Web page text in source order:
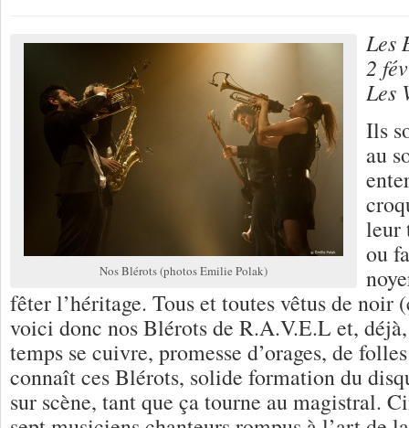
Nos Blérots (photos Emilie Polak)
Les
2
Les
Ils
au
leur
ou
fêter l’héritage. Tous et toutes vêtus de
voici donc nos Blérots de R.A.V.E.L et,
temps se cuivre, promesse d’orages, de
connaît ces Blérots, solide formation du
sur scène, tant que ça tourne au magistral.